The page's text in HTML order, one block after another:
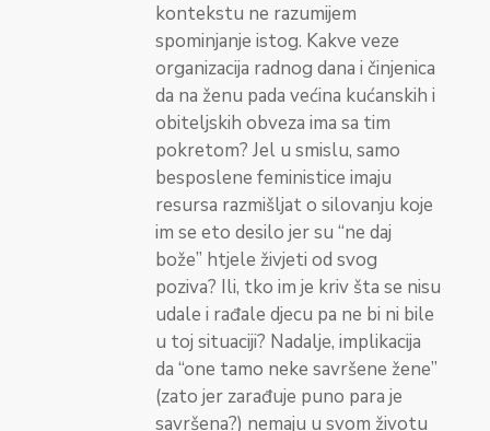
kontekstu ne razumijem
spominjanje istog. Kakve veze
organizacija radnog dana i činjenica
da na ženu pada većina kućanskih i
obiteljskih obveza ima sa tim
pokretom? Jel u smislu, samo
besposlene feministice imaju
resursa razmišljat o silovanju koje
im se eto desilo jer su “ne daj
bože” htjele živjeti od svog
poziva? Ili, tko im je kriv šta se nisu
udale i rađale djecu pa ne bi ni bile
u toj situaciji? Nadalje, implikacija
da “one tamo neke savršene žene”
(zato jer zarađuje puno para je
savršena?) nemaju u svom životu